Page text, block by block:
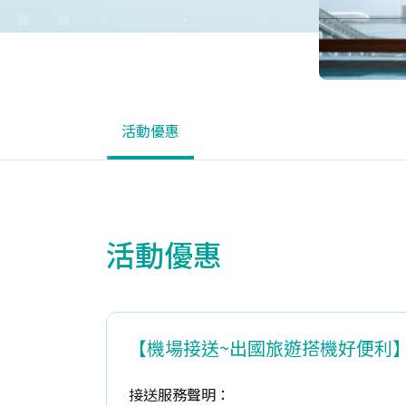
活動優惠
活動優惠
【機場接送~出國旅遊搭機好便利
接送服務聲明：